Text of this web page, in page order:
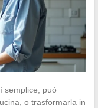
semplice, può
o trasformarla in